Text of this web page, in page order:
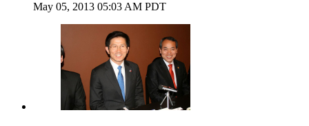
May 05, 2013 05:03 AM PDT